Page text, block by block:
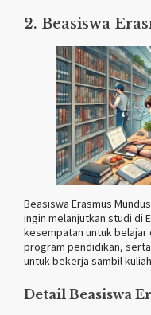
2. Beasiswa
Beasiswa Erasmus
ingin melanjutkan studi di
kesempatan untuk belajar
program pendidikan,
untuk bekerja sambil
Detail Beasiswa